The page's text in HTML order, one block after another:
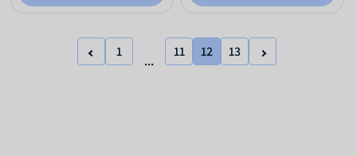
1
...
11 12 13